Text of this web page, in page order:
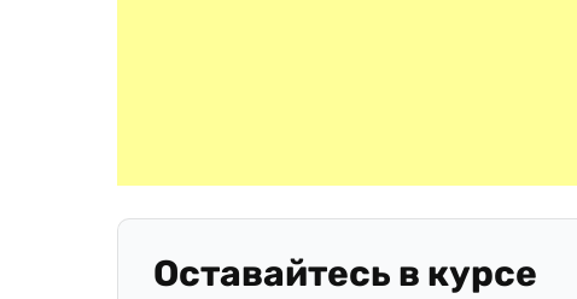
Оставайтесь в курсе